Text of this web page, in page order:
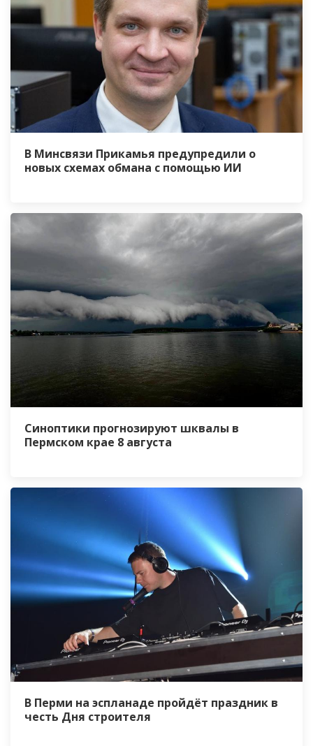
В Минсвязи Прикамья предупредили о
новых схемах обмана с помощью ИИ
Синоптики прогнозируют шквалы в
Пермском крае 8 августа
В Перми на эспланаде пройдёт праздник в
честь Дня строителя